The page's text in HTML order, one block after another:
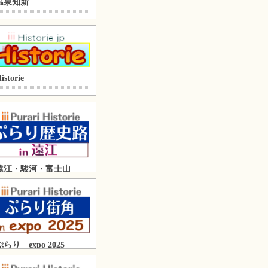
江・駿河・富士山
らり expo 2025